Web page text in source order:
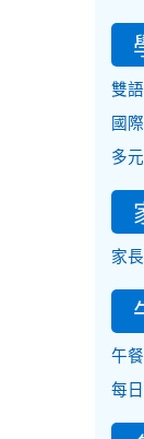
雙
國
多
家
午
每